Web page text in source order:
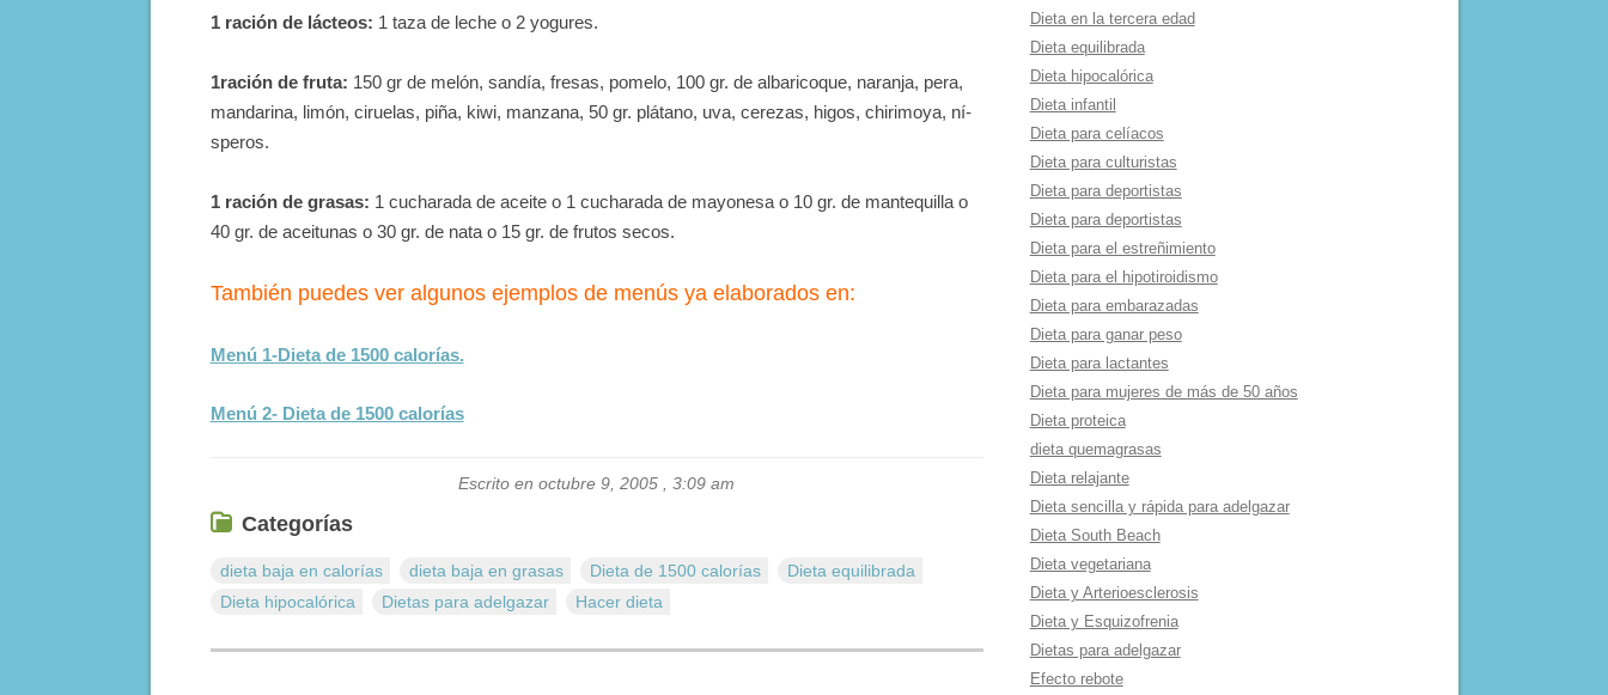
1 ración de lácteos: 1 taza de leche o 2 yogures.
1ración de fruta: 150 gr de melón, sandí­a, fresas, pomelo, 100 gr. de albaricoque, naranja, pera,
mandarina, limón, ciruelas, piña, kiwi, manzana, 50 gr. plátano, uva, cerezas, higos, chirimoya, ní­
speros.
1 ración de grasas: 1 cucharada de aceite o 1 cucharada de mayonesa o 10 gr. de mantequilla o
40 gr. de aceitunas o 30 gr. de nata o 15 gr. de frutos secos.
También puedes ver algunos ejemplos de menús ya elaborados en:
Menú 1-Dieta de 1500 calorí­as.
Menú 2- Dieta de 1500 calorí­as
Escrito en octubre 9, 2005 , 3:09 am
Categorías
dieta baja en calorí­as dieta baja en grasas Dieta de 1500 calorí­as
Dieta equilibrada
Dieta hipocalórica
Dietas para adelgazar Hacer dieta
Dieta en la tercera edad
Dieta equilibrada
Dieta hipocalórica
Dieta infantil
Dieta para celí­acos
Dieta para culturistas
Dieta para deportistas
Dieta para deportistas
Dieta para el estreñimiento
Dieta para el hipotiroidismo
Dieta para embarazadas
Dieta para ganar peso
Dieta para lactantes
Dieta para mujeres de más de 50 años
Dieta proteica
dieta quemagrasas
Dieta relajante
Dieta sencilla y rápida para adelgazar
Dieta South Beach
Dieta vegetariana
Dieta y Arterioesclerosis
Dieta y Esquizofrenia
Dietas para adelgazar
Efecto rebote